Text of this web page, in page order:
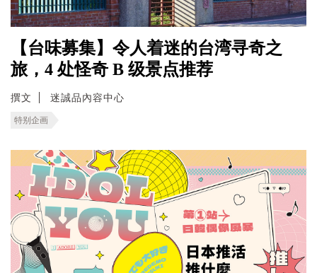
【台味募集】令人着迷的台湾寻奇之
旅，4 处怪奇 B 级景点推荐
撰文 迷誠品內容中心
特别企画